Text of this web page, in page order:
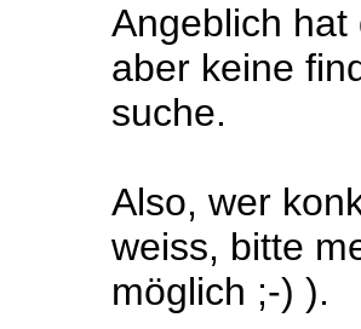
Angeblich
aber keine
suche.
Also, wer
weiss, bitte
möglich ;-) ).